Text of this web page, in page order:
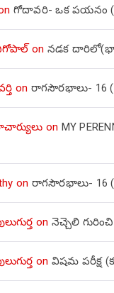
గోదావరి- ఒక పయనం (
on నడక
on రాగసౌరభాలు- 16
on MY
on రాగసౌరభాలు- 16
on నెచ్చెలి గురించి
on విషమ పరీక్ష